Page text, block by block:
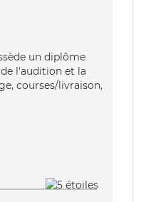
un diplôme
l'audition et la
courses/livraison,